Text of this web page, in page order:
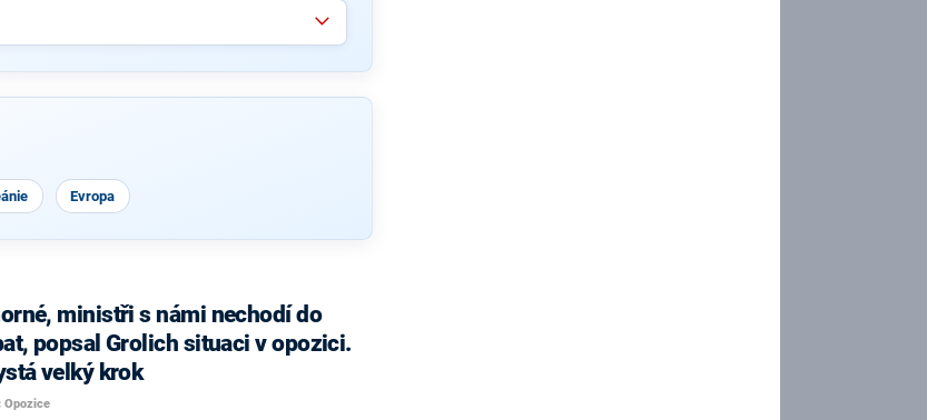
Evropa
ministři s námi nechodí do
popsal Grolich situaci v opozici.
velký krok
Opozice